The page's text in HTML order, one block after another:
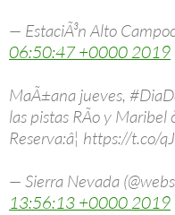
— EstaciÃ³n Alto
06:50:47 +0000 2019
MaÃ±ana jueves,
las pistas RÃ­o y Maribel
Reserva:â¦ https://t.co/
— Sierra Nevada
13:56:13 +0000 2019